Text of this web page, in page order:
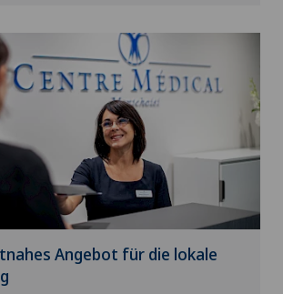
des Arztes den Dialog
Angebot für die lokale